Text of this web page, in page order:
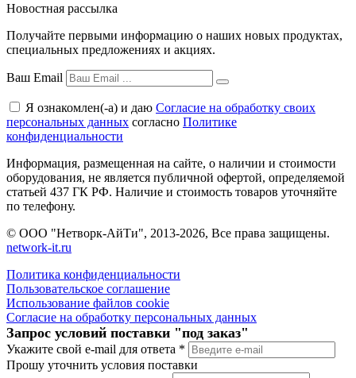
Новостная рассылка
Получайте первыми информацию о наших новых продуктах,
специальных предложениях и акциях.
Ваш Email
Я ознакомлен(-а) и даю Согласие на обработку своих
персональных данных согласно Политике
конфиденциальности
Информация, размещенная на сайте, о наличии и стоимости
оборудования, не является публичной офертой, определяемой
статьей 437 ГК РФ. Наличие и стоимость товаров уточняйте
по телефону.
© ООО "Нетворк-АйТи", 2013-2026, Все права защищены.
network-it.ru
Политика конфиденциальности
Пользовательское соглашение
Использование файлов cookie
Согласие на обработку персональных данных
Запрос условий поставки "под заказ"
Укажите свой e-mail для ответа *
Прошу уточнить условия поставки